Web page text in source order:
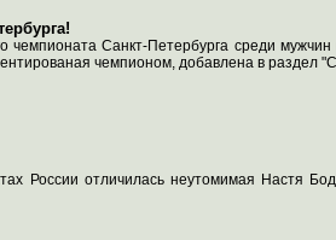
Санкт-Петербурга среди
чемпионом, добавлена в раздел
России отличилась неутомимая Настя